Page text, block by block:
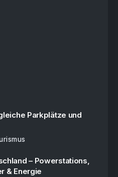
Parkplätze und
– Powerstations,
& Energie